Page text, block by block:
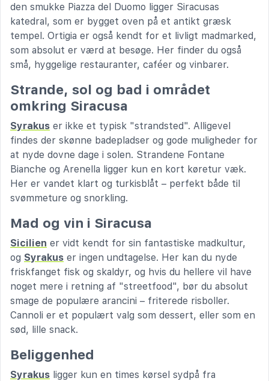
den smukke Piazza del Duomo ligger Siracusas
katedral, som er bygget oven på et antikt græsk
tempel. Ortigia er også kendt for et livligt madmarked,
som absolut er værd at besøge. Her finder du også
små, hyggelige restauranter, caféer og vinbarer.
Strande, sol og bad i området
omkring Siracusa
Syrakus er ikke et typisk "strandsted". Alligevel
findes der skønne badepladser og gode muligheder for
at nyde dovne dage i solen. Strandene Fontane
Bianche og Arenella ligger kun en kort køretur væk.
Her er vandet klart og turkisblåt – perfekt både til
svømmeture og snorkling.
Mad og vin i Siracusa
Sicilien er vidt kendt for sin fantastiske madkultur,
og Syrakus er ingen undtagelse. Her kan du nyde
friskfanget fisk og skaldyr, og hvis du hellere vil have
noget mere i retning af "streetfood", bør du absolut
smage de populære arancini – friterede risboller.
Cannoli er et populært valg som dessert, eller som en
sød, lille snack.
Beliggenhed
Syrakus ligger kun en times kørsel sydpå fra